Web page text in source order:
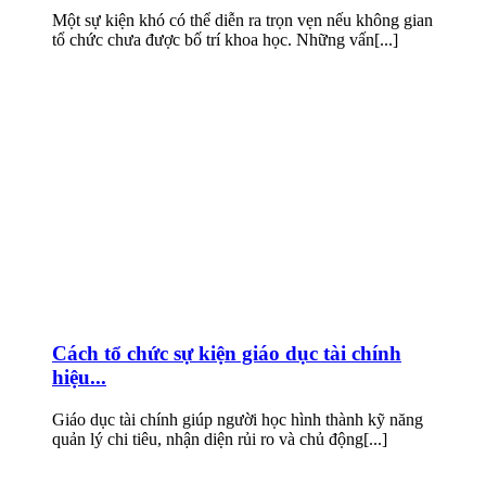
Một sự kiện khó có thể diễn ra trọn vẹn nếu không gian
tổ chức chưa được bố trí khoa học. Những vấn[...]
Cách tổ chức sự kiện giáo dục tài chính
hiệu...
Giáo dục tài chính giúp người học hình thành kỹ năng
quản lý chi tiêu, nhận diện rủi ro và chủ động[...]